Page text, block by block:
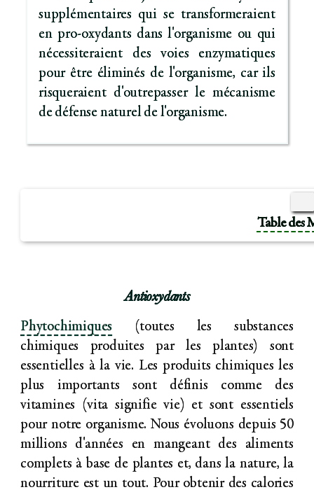
supplémentaires qui se transformeraient
en pro-oxydants dans l'organisme ou qui
nécessiteraient des voies enzymatiques
pour être éliminés de l'organisme, car ils
risqueraient d'outrepasser le mécanisme
de défense naturel de l'organisme.
Table des
Antioxydants
Phytochimiques (toutes les substances
chimiques produites par les plantes) sont
essentielles à la vie. Les produits chimiques les
plus importants sont définis comme des
vitamines (vita signifie vie) et sont essentiels
pour notre organisme. Nous évoluons depuis 50
millions d'années en mangeant des aliments
complets à base de plantes et, dans la nature, la
nourriture est un tout. Pour obtenir des calories